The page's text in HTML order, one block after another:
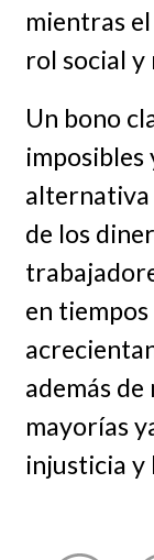
mientras
rol social y
Un bono
imposibles
alternativa
de los
en
además
mayorías
injusticia y